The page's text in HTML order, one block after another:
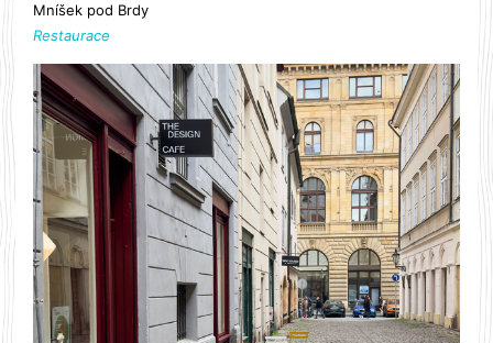
Mníšek pod Brdy
Restaurace